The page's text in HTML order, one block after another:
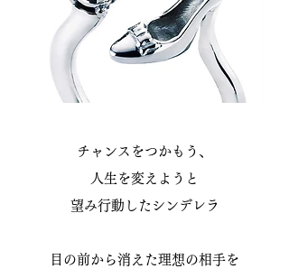
チャンスをつかもう、
人生を変えようと
望み行動したシンデレラ
目の前から消えた理想の相手を